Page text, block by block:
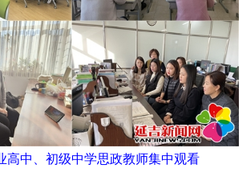
高中、初级中学思政教师集中观看